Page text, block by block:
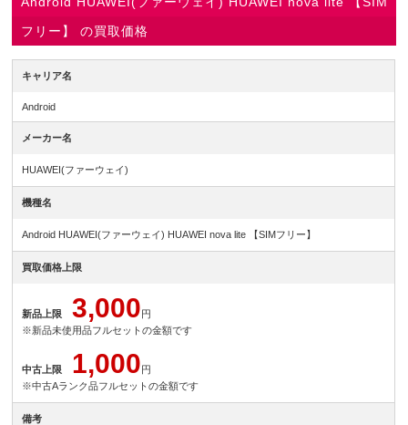
フリー】 の買取価格
キャリア名
Android
メーカー名
HUAWEI(ファーウェイ)
機種名
Android HUAWEI(ファーウェイ) HUAWEI nova lite 【SIMフリー】
買取価格上限
新品上限 3,000円
※新品未使用品フルセットの金額です
中古上限 1,000円
※中古Aランク品フルセットの金額です
備考